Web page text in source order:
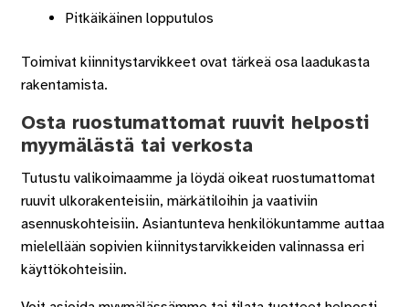
Pitkäikäinen lopputulos
Toimivat kiinnitystarvikkeet ovat tärkeä osa laadukasta
rakentamista.
Osta ruostumattomat ruuvit helposti
myymälästä tai verkosta
Tutustu valikoimaamme ja löydä oikeat ruostumattomat
ruuvit ulkorakenteisiin, märkätiloihin ja vaativiin
asennuskohteisiin. Asiantunteva henkilökuntamme auttaa
mielellään sopivien kiinnitystarvikkeiden valinnassa eri
käyttökohteisiin.